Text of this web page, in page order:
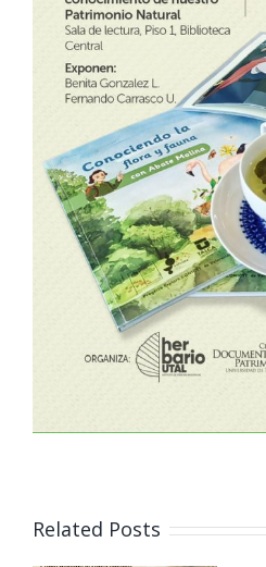
Related Postsinaugural